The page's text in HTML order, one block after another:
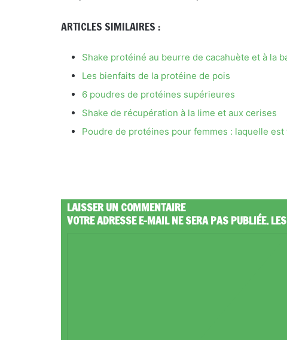
ARTICLES SIMILAIRES :
Shake protéiné au beurre de cacahuète et à la
Les bienfaits de la protéine de pois
6 poudres de protéines supérieures
Shake de récupération à la lime et aux cerises
Poudre de protéines pour femmes : laquelle est
LAISSER UN COMMENTAIRE
VOTRE ADRESSE E-MAIL NE SERA PAS PUBLIÉE.